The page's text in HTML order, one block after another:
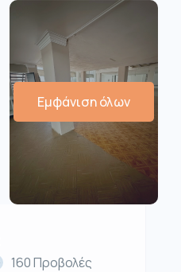
Εμφάνιση όλων
160 Προβολές